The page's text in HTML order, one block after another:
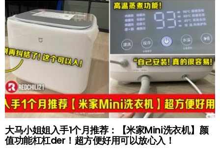
大马小姐姐入手1个月推荐：【米家Mini洗衣机】颜
值功能杠杠der！超方便好用可以放心入！